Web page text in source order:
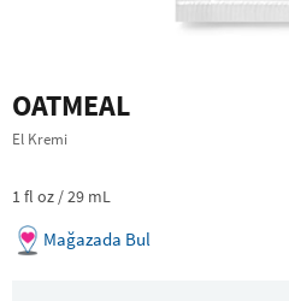
OATMEAL
El Kremi
1 fl oz / 29 mL
Mağazada Bul